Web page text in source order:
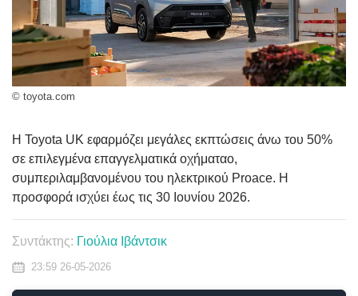
© toyota.com
Η Toyota UK εφαρμόζει μεγάλες εκπτώσεις άνω του 50%
σε επιλεγμένα επαγγελματικά οχήματαο,
συμπεριλαμβανομένου του ηλεκτρικού Proace. Η
προσφορά ισχύει έως τις 30 Ιουνίου 2026.
Συντάκτης: Γιούλια Ιβάντσικ
23:59 26-05-2026